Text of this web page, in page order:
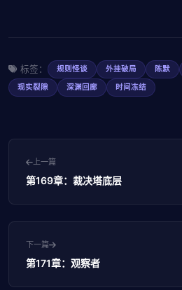
标签： 规则怪谈 外挂破局 陈默
现实裂隙
深渊回廊 时间冻结
上一篇
第169章：裁决塔底层
下一篇
第171章：观察者